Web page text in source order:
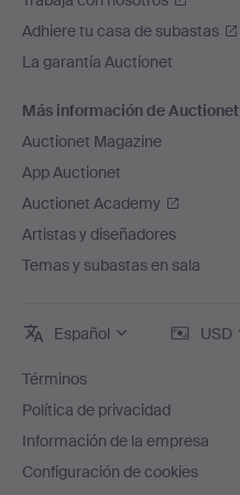
Adhiere tu casa de subastas
La garantía Auctionet
Más información de Auctionet
Auctionet Magazine
App Auctionet
Auctionet Academy
Artistas y diseñadores
Temas y subastas en sala
Español USD
Términos
Política de privacidad
Información de la empresa
Configuración de cookies